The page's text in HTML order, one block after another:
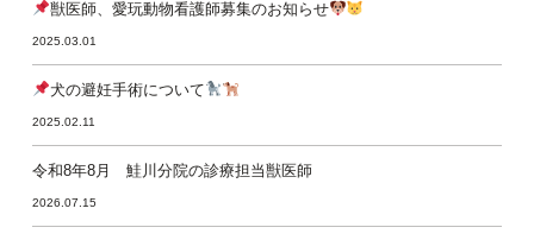
獣医師、愛玩動物看護師募集のお知らせ
2025.03.01
犬の避妊手術について
2025.02.11
令和8年8月 鮭川分院の診療担当獣医師
2026.07.15